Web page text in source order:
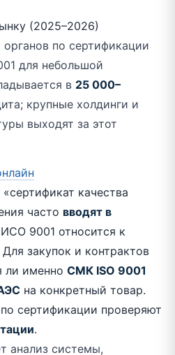
(2025–2026)
по сертификации
для небольшой
в 25 000–
крупные холдинги и
выходят за этот
качества
часто вводят в
9001 относится к
Для закупок и контрактов
ли именно СМК ISO 9001
на конкретный товар.
сертификации проверяют
.
анализ системы,